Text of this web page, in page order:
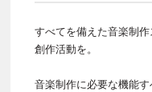
すべてを備えた音楽制作
創作活動を。
音楽制作に必要な機能